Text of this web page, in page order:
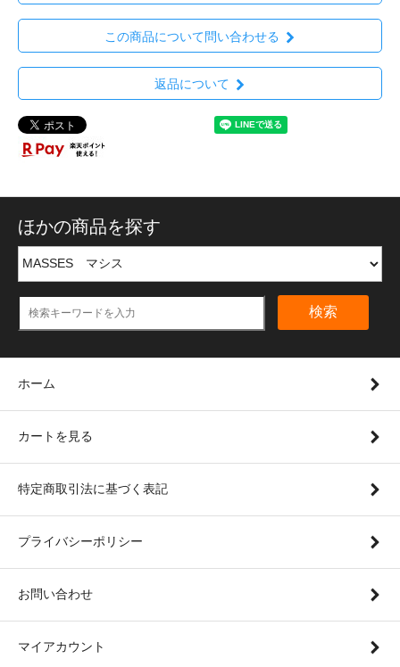
この商品について問い合わせる
返品について
ほかの商品を探す
検索
ホーム
カートを見る
特定商取引法に基づく表記
プライバシーポリシー
お問い合わせ
マイアカウント